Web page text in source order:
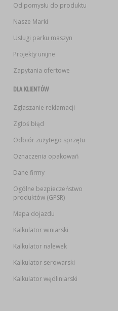
Od pomysłu do produktu
Nasze Marki
Usługi parku maszyn
Projekty unijne
Zapytania ofertowe
DLA KLIENTÓW
Zgłaszanie reklamacji
Zgłoś błąd
Odbiór zużytego sprzętu
Oznaczenia opakowań
Dane firmy
Ogólne bezpieczeństwo
produktów (GPSR)
Mapa dojazdu
Kalkulator winiarski
Kalkulator nalewek
Kalkulator serowarski
Kalkulator wędliniarski